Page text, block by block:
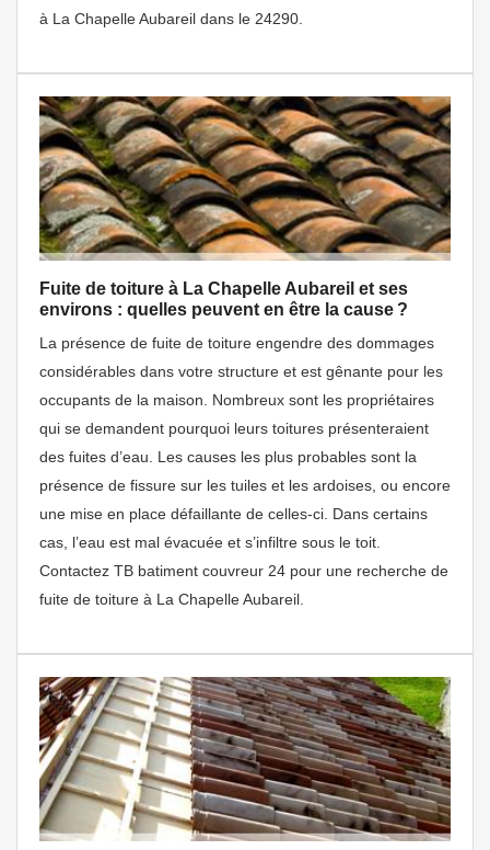
à La Chapelle Aubareil dans le 24290.
Fuite de toiture à La Chapelle Aubareil et ses
environs : quelles peuvent en être la cause ?
La présence de fuite de toiture engendre des dommages
considérables dans votre structure et est gênante pour les
occupants de la maison. Nombreux sont les propriétaires
qui se demandent pourquoi leurs toitures présenteraient
des fuites d’eau. Les causes les plus probables sont la
présence de fissure sur les tuiles et les ardoises, ou encore
une mise en place défaillante de celles-ci. Dans certains
cas, l’eau est mal évacuée et s’infiltre sous le toit.
Contactez TB batiment couvreur 24 pour une recherche de
fuite de toiture à La Chapelle Aubareil.